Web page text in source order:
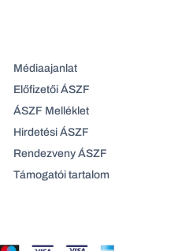
Médiaajanlat
Előfizetői ÁSZF
ÁSZF Melléklet
Hirdetési ÁSZF
Rendezveny ÁSZF
Támogatói tartalom